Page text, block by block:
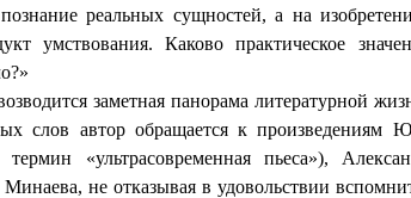
реальных сущностей, а на
умствования. Каково практическое
заметная панорама литературной
слов автор обращается к
«ультрасовременная пьеса»),
не отказывая в удовольствии